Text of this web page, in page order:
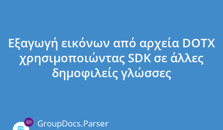
Εξαγωγή εικόνων από αρχεία DOTX
χρησιμοποιώντας SDK σε άλλες
δημοφιλείς γλώσσες
GroupDocs.Parser